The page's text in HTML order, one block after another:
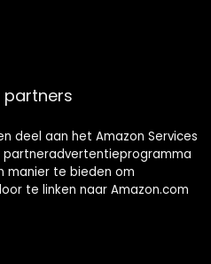
partners
deel aan het Amazon Services
partneradvertentieprogramma
manier te bieden om
te linken naar Amazon.com